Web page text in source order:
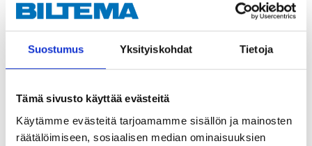
Suostumus Yksityiskohdat Tietoja
Tämä sivusto käyttää evästeitä
Käytämme evästeitä tarjoamamme sisällön ja mainosten
räätälöimiseen, sosiaalisen median ominaisuuksien
595
Grapple, 2-pack
In stock in25store
Not sold online
295
Test cable, crocodile
In stock in24 store
Not sold online